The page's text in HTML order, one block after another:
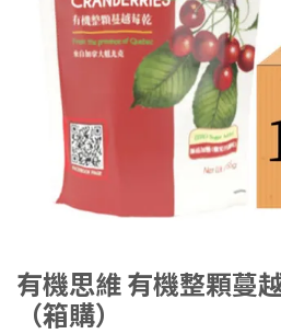
有機思維 有機整顆蔓
（箱購）